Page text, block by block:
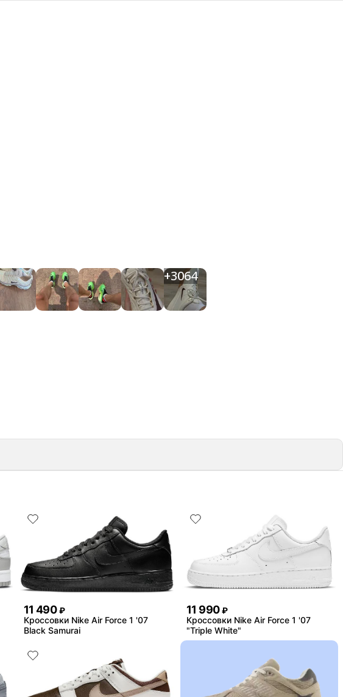
+3064
11 490 ₽
Кроссовки Nike Air Force 1 '07
Black Samurai
11 990 ₽
Кроссовки Nike Air Force 1 '07
"Triple White"